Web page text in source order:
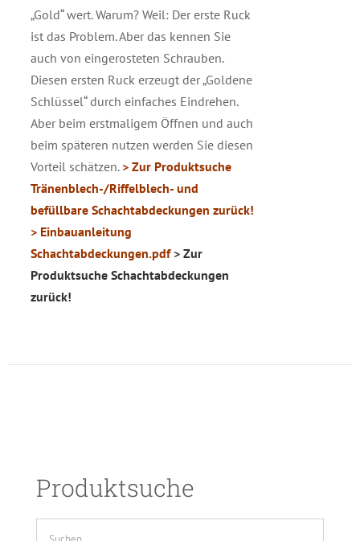
„Gold“ wert. Warum? Weil: Der erste Ruck
ist das Problem. Aber das kennen Sie
auch von eingerosteten Schrauben.
Diesen ersten Ruck erzeugt der „Goldene
Schlüssel“ durch einfaches Eindrehen.
Aber beim erstmaligem Öffnen und auch
beim späteren nutzen werden Sie diesen
Vorteil schätzen. > Zur Produktsuche
Tränenblech-/Riffelblech- und
befüllbare Schachtabdeckungen zurück!
> Einbauanleitung
Schachtabdeckungen.pdf > Zur
Produktsuche Schachtabdeckungen
zurück!
Produktsuche